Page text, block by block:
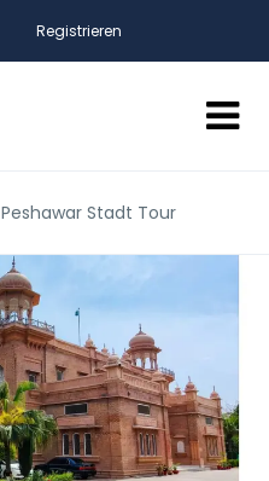
Registrieren
Peshawar Stadt Tour